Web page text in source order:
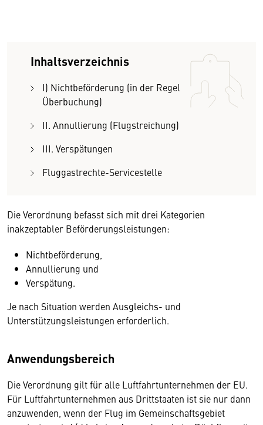
Inhaltsverzeichnis
I) Nichtbeförderung (in der Regel
Überbuchung)
II. Annullierung (Flugstreichung)
III. Verspätungen
Fluggastrechte-Servicestelle
Die Verordnung befasst sich mit drei Kategorien
inakzeptabler Beförderungsleistungen:
Nichtbeförderung,
Annullierung und
Verspätung.
Je nach Situation werden Ausgleichs- und
Unterstützungsleistungen erforderlich.
Anwendungsbereich
Die Verordnung gilt für alle Luftfahrtunternehmen der EU.
Für Luftfahrtunternehmen aus Drittstaaten ist sie nur dann
anzuwenden, wenn der Flug im Gemeinschaftsgebiet